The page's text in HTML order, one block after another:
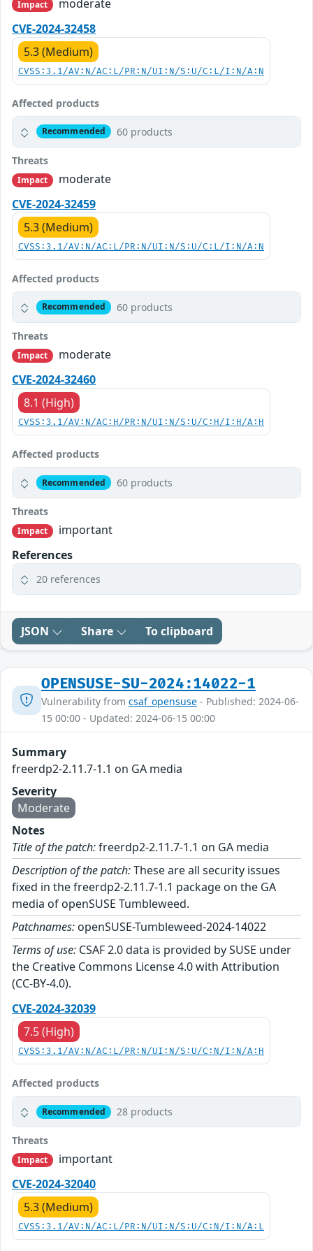
Impact
moderate
CVE-2024-32458
5.3 (Medium)
CVSS:3.1/AV:N/AC:L/PR:N/UI:N/S:U/C:L/I:N/A:N
Affected products
Recommended 60 products
Threats
Impact
moderate
CVE-2024-32459
5.3 (Medium)
CVSS:3.1/AV:N/AC:L/PR:N/UI:N/S:U/C:L/I:N/A:N
Affected products
Recommended 60 products
Threats
Impact
moderate
CVE-2024-32460
8.1 (High)
CVSS:3.1/AV:N/AC:H/PR:N/UI:N/S:U/C:H/I:H/A:H
Affected products
Recommended 60 products
Threats
Impact
important
References
20 references
JSON Share To clipboard
OPENSUSE-SU-2024:14022-1
Vulnerability from csaf_opensuse - Published: 2024-06-
15 00:00 - Updated: 2024-06-15 00:00
Summary
freerdp2-2.11.7-1.1 on GA media
Severity
Moderate
Notes
Title of the patch:freerdp2-2.11.7-1.1 on GA media
Description of the patch:These are all security issues
fixed in the freerdp2-2.11.7-1.1 package on the GA
media of openSUSE Tumbleweed.
Patchnames: openSUSE-Tumbleweed-2024-14022
Terms of use: CSAF 2.0 data is provided by SUSE under
the Creative Commons License 4.0 with Attribution
(CC-BY-4.0).
CVE-2024-32039
7.5 (High)
CVSS:3.1/AV:N/AC:L/PR:N/UI:N/S:U/C:N/I:N/A:H
Affected products
Recommended 28 products
Threats
Impact
important
CVE-2024-32040
5.3 (Medium)
CVSS:3.1/AV:N/AC:L/PR:N/UI:N/S:U/C:N/I:N/A:L